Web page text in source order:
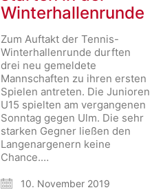
Winterhallenrunde
Zum Auftakt der Tennis-
Winterhallenrunde durften
drei neu gemeldete
Mannschaften zu ihren ersten
Spielen antreten. Die Junioren
U15 spielten am vergangenen
Sonntag gegen Ulm. Die sehr
starken Gegner ließen den
Langenargenern keine
Chance.…
10. November 2019